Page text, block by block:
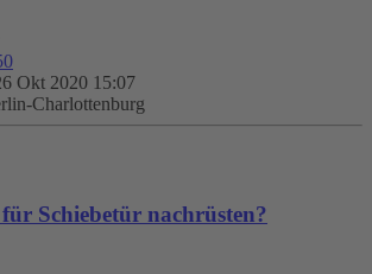
Okt 2020 15:07
Charlottenburg
Schiebetür nachrüsten?